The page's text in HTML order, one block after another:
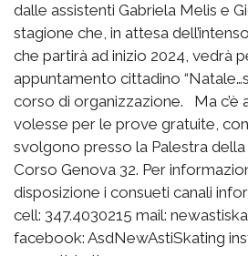
dalle assistenti Gabriela Melis e
stagione che, in attesa
che partirà ad inizio 2024, vedrà
appuntamento cittadino
corso di organizzazione. Ma c’è
volesse per le prove gratuite,
svolgono presso la Palestra della
Corso Genova 32. Per
disposizione i consueti canali
cell: 347.4030215 mail:
facebook: AsdNewAstiSkating